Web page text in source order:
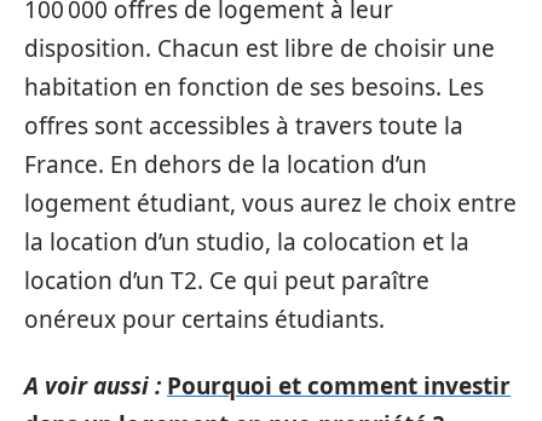
100 000 offres de logement à leur
disposition. Chacun est libre de choisir une
habitation en fonction de ses besoins. Les
offres sont accessibles à travers toute la
France. En dehors de la location d’un
logement étudiant, vous aurez le choix entre
la location d’un studio, la colocation et la
location d’un T2. Ce qui peut paraître
onéreux pour certains étudiants.
A voir aussi : Pourquoi et comment investir